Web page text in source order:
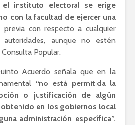
el instituto electoral se erige
con la facultad de ejercer una
previa con respecto a cualquier
aunque no estén
Popular.
Acuerdo señala que en la
“no está permitida la
o justificación de algún
en los gobiernos local
administración específica”.